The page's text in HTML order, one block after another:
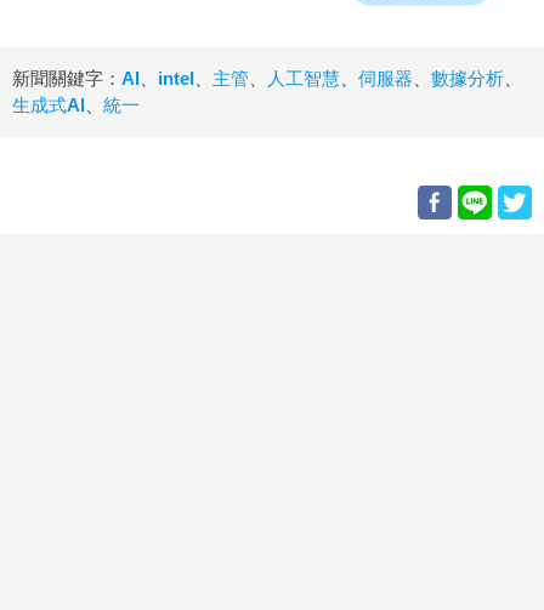
新聞關鍵字： AI intel 主管 人工智慧 伺服器 數據分析
生成式AI
統一